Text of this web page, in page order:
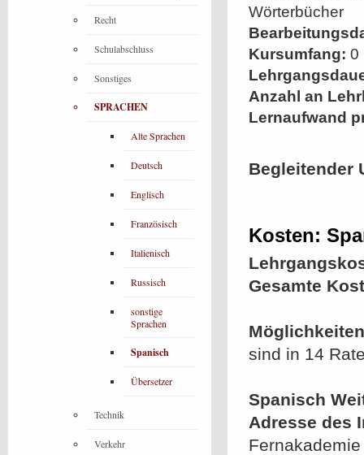
Wörterbücher
Kursumfang: 0
Anzahl an
Lernaufwand
Begleitender
Kosten:
Gesamte
sind in 14
Spanisch
Adresse des
Recht
Schulabschluss
Sonstiges
SPRACHEN
Alte Sprachen
Deutsch
Englisch
Französisch
Italienisch
Russisch
sonstige
Sprachen
Spanisch
Übersetzer
Technik
Verkehr